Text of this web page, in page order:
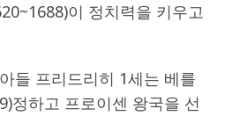
이 정치력을 키우고
들 프리드리히 1세는 베를
정하고 프로이센 왕국을 선